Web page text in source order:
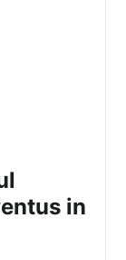
in